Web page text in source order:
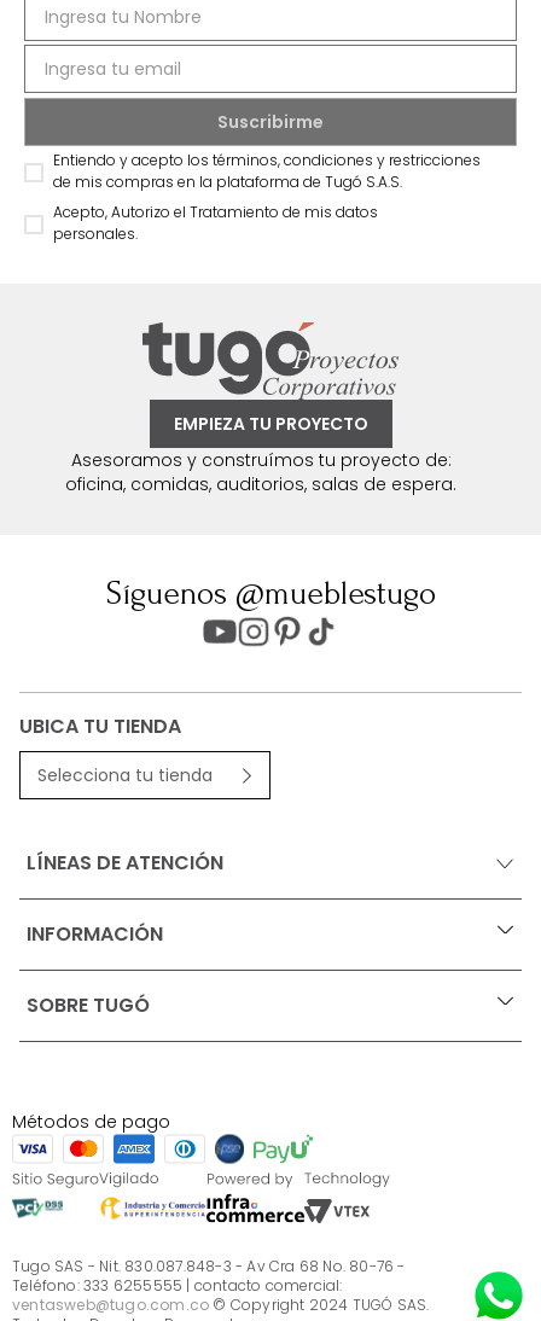
Entiendo y acepto los términos, condiciones y restricciones
de mis compras en la plataforma de Tugó S.A.S.
Acepto, Autorizo el Tratamiento de mis datos
personales.
EMPIEZA TU PROYECTO
Asesoramos y construímos tu proyecto de:
oficina, comidas, auditorios, salas de espera.
Síguenos @mueblestugo
UBICA TU TIENDA
Selecciona tu tienda
LÍNEAS DE ATENCIÓN
INFORMACIÓN +
Ofertas vigentes
Términos, condiciones y restricciones para productos
S.A.S
Términos, condiciones y restricciones Tugó S.A.S
Instructivo cuidado de muebles
Sé parte de Tugó
¿Quiénes somos?
Servicio al cliente
SOBRE TUGÓ +
¿Quieres vender en Tugó?
Métodos de pago
Tugo SAS - Nit. 830.087.848-3 - Av Cra 68 No. 80-76 -
Teléfono: 333 6255555 | contacto comercial:
ventasweb@tugo.com.co © Copyright 2024 TUGÓ SAS.